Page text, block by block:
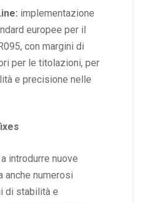
implementazione
europee per il
con margini di
per le titolazioni, per
e precisione nelle
introdurre nuove
anche numerosi
di stabilità e